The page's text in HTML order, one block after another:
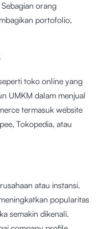
Sebagian orang
portofolio,
toko online yang
UMKM dalam menjual
termasuk website
Tokopedia, atau
atau instansi.
popularitas
semakin dikenali.